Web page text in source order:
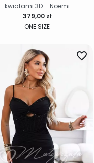
ONE SIZE
Cena
379,00 zł
kwiatami 3D – Noemi
favorite_border